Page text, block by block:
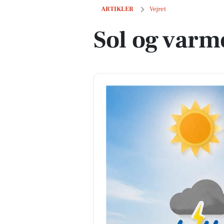
ARTIKLER Vejret
Sol og varme presser sig på
Sol og